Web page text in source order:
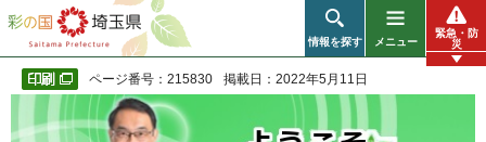
彩の国 埼玉県
情報を探す メニュー
緊急・防
災
ページ番号：215830 掲載日：2022年5月11日